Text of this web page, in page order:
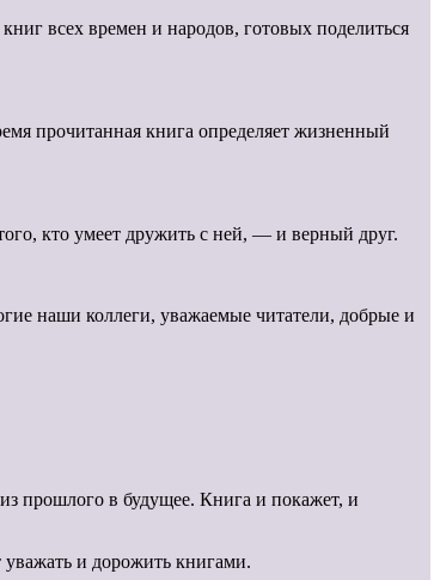
всех времен и народов, готовых поделиться
прочитанная книга определяет жизненный
кто умеет дружить с ней, — и верный друг.
наши коллеги, уважаемые читатели, добрые и
прошлого в будущее. Книга и покажет, и
и дорожить книгами.